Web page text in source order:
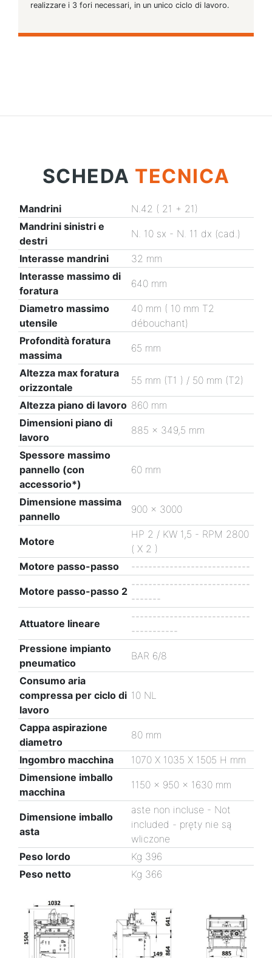
realizzare i 3 fori necessari, in un unico ciclo di lavoro.
SCHEDA TECNICA
Mandrini
N.42 ( 21 + 21)
Mandrini sinistri e
destri
N. 10 sx - N. 11 dx (cad.)
Interasse mandrini
32 mm
Interasse massimo di
foratura
640 mm
Diametro massimo
utensile
40 mm ( 10 mm T2
débouchant)
Profondità foratura
massima
65 mm
Altezza max foratura
orizzontale
55 mm (T1 ) / 50 mm (T2)
Altezza piano di lavoro 860 mm
Dimensioni piano di
lavoro
885 x 349,5 mm
Spessore massimo
pannello (con
accessorio*)
60 mm
Dimensione massima
pannello
900 x 3000
Motore
HP 2 / KW 1,5 - RPM 2800
( X 2 )
Motore passo-passo
----------------------------
Motore passo-passo 2
----------------------------
-------
Attuatore lineare
----------------------------
-----------
Pressione impianto
pneumatico
BAR 6/8
Consumo aria
compressa per ciclo di
lavoro
10 NL
Cappa aspirazione
diametro
80 mm
Ingombro macchina
1070 X 1035 X 1505 H mm
Dimensione imballo
macchina
1150 x 950 x 1630 mm
Dimensione imballo
asta
aste non incluse - Not
included - pręty nie są
wliczone
Peso lordo
Kg 396
Peso netto
Kg 366